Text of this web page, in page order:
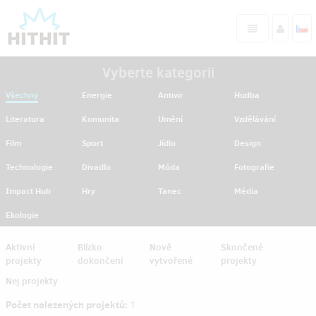
Všechny Energie Antivir
Hudba
Literatura
Komunita Umění
Vzdělávání
Film
Sport Jídlo
Design
Technologie
Divadlo Móda
Fotografie
Impact Hub
Hry Tanec
Média
Ekologie
Aktivní
projekty
Blízko
dokončení
Nově
vytvořené
Skončené
projekty
Nej projekty
Počet nalezených projektů: 1